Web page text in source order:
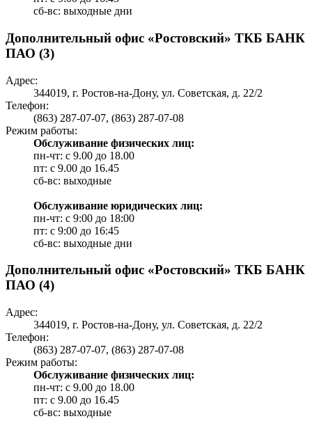
сб-вс: выходные дни
Дополнительный офис «Ростовский» ТКБ БАНК
ПАО (3)
Адрес:
344019, г. Ростов-на-Дону, ул. Советская, д. 22/2
Телефон:
(863) 287-07-07, (863) 287-07-08
Режим работы:
Обслуживание физических лиц:
пн-чт: с 9.00 до 18.00
пт: c 9.00 до 16.45
сб-вс: выходные
Обслуживание юридических лиц:
пн-чт: с 9:00 до 18:00
пт: c 9:00 до 16:45
сб-вс: выходные дни
Дополнительный офис «Ростовский» ТКБ БАНК
ПАО (4)
Адрес:
344019, г. Ростов-на-Дону, ул. Советская, д. 22/2
Телефон:
(863) 287-07-07, (863) 287-07-08
Режим работы:
Обслуживание физических лиц:
пн-чт: с 9.00 до 18.00
пт: c 9.00 до 16.45
сб-вс: выходные